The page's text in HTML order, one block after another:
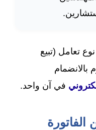
تعامل (تبيع
بالانضمام
في آن واحد.
الفاتورة